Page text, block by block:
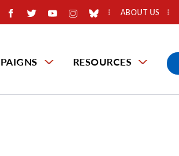
ABOUT US
RESOURCES